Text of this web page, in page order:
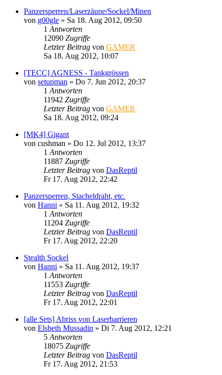
Panzersperren/Laserzäune/Sockel/Minen
von g00gle » Sa 18. Aug 2012, 09:50
1 Antworten
12090 Zugriffe
Letzter Beitrag von GAMER
Sa 18. Aug 2012, 10:07
[TECC] AGNESS - Tankgrössen
von setupman » Do 7. Jun 2012, 20:37
1 Antworten
11942 Zugriffe
Letzter Beitrag von GAMER
Sa 18. Aug 2012, 09:24
[MK4] Gigant
von cushman » Do 12. Jul 2012, 13:37
1 Antworten
11887 Zugriffe
Letzter Beitrag von DasReptil
Fr 17. Aug 2012, 22:42
Panzersperren, Stacheldraht, etc.
von Hanni » Sa 11. Aug 2012, 19:32
1 Antworten
11204 Zugriffe
Letzter Beitrag von DasReptil
Fr 17. Aug 2012, 22:20
Stealth Sockel
von Hanni » Sa 11. Aug 2012, 19:37
1 Antworten
11553 Zugriffe
Letzter Beitrag von DasReptil
Fr 17. Aug 2012, 22:01
[alle Sets] Abriss von Laserbarrieren
von Elsbeth Mussadin » Di 7. Aug 2012, 12:21
5 Antworten
18075 Zugriffe
Letzter Beitrag von DasReptil
Fr 17. Aug 2012, 21:53